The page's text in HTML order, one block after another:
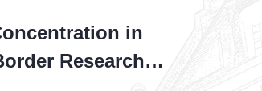
in
Research